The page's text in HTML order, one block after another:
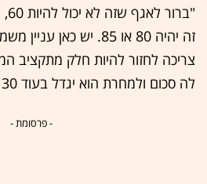
זה יהיה 80 או 85. יש
צריכה לחזור להיות חלק מתקציב
לה סכום ולמחרת הוא יגדל בעוד 30 מיליארד שקל".
- פרסומת -